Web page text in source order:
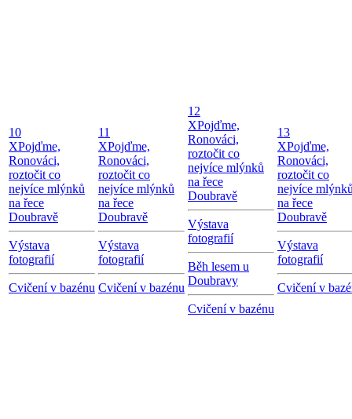
10
XPojďme,
Ronováci,
roztočit co
nejvíce mlýnků
na řece
Doubravě
Výstava
fotografií
Cvičení v bazénu
11
XPojďme,
Ronováci,
roztočit co
nejvíce mlýnků
na řece
Doubravě
Výstava
fotografií
Cvičení v bazénu
12
XPojďme,
Ronováci,
roztočit co
nejvíce mlýnků
na řece
Doubravě
Výstava
fotografií
Běh lesem u
Doubravy
Cvičení v bazénu
13
XPojďme,
Ronováci,
roztočit co
nejvíce
na řece
Doubravě
Výstava
fotografií
Cvičení v